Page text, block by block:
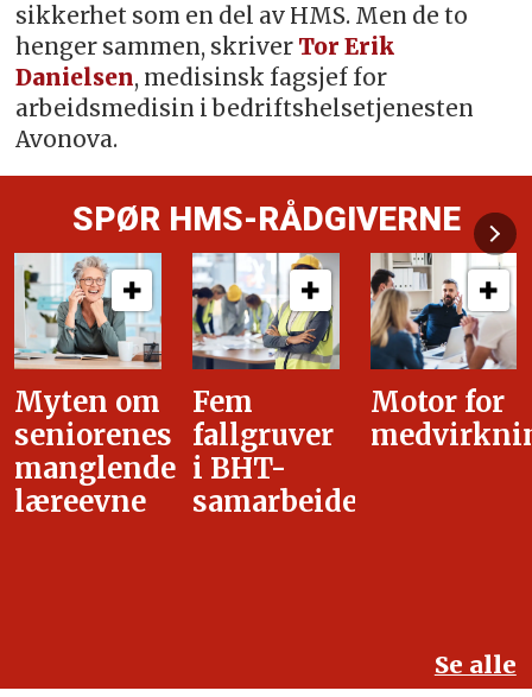
sikkerhet som en del av HMS. Men de to
henger sammen, skriver Tor Erik
Danielsen, medisinsk fagsjef for
arbeidsmedisin i bedriftshelsetjenesten
Avonova.
SPØR HMS-RÅDGIVERNE
Fem
fallgruver
i BHT-
samarbeidet
Motor for
medvirkning
i
Se alle